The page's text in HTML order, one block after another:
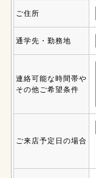
ご住所
通学先・勤務地
連絡可能な時間帯や
その他ご希望条件
ご来店予定日の場合